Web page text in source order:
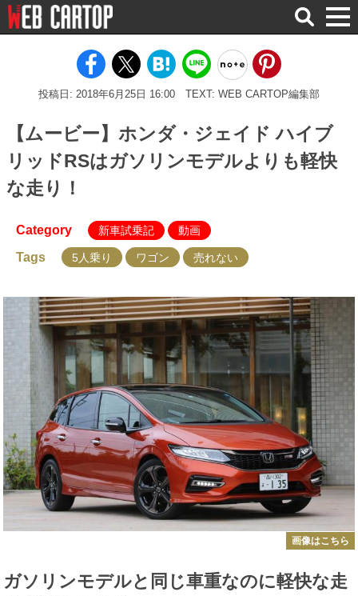
検
索
投稿日: 2018年6月25日 16:00 TEXT: WEB CARTOP編集部
【ムービー】ホンダ・ジェイド ハイブ
リッドRSはガソリンモデルよりも軽快
な走り！
Category 新車試乗記 動画
Tags 5人乗り ワゴン 売れない
画像はこちら
ガソリンモデルと同じ車重なのに軽快な走